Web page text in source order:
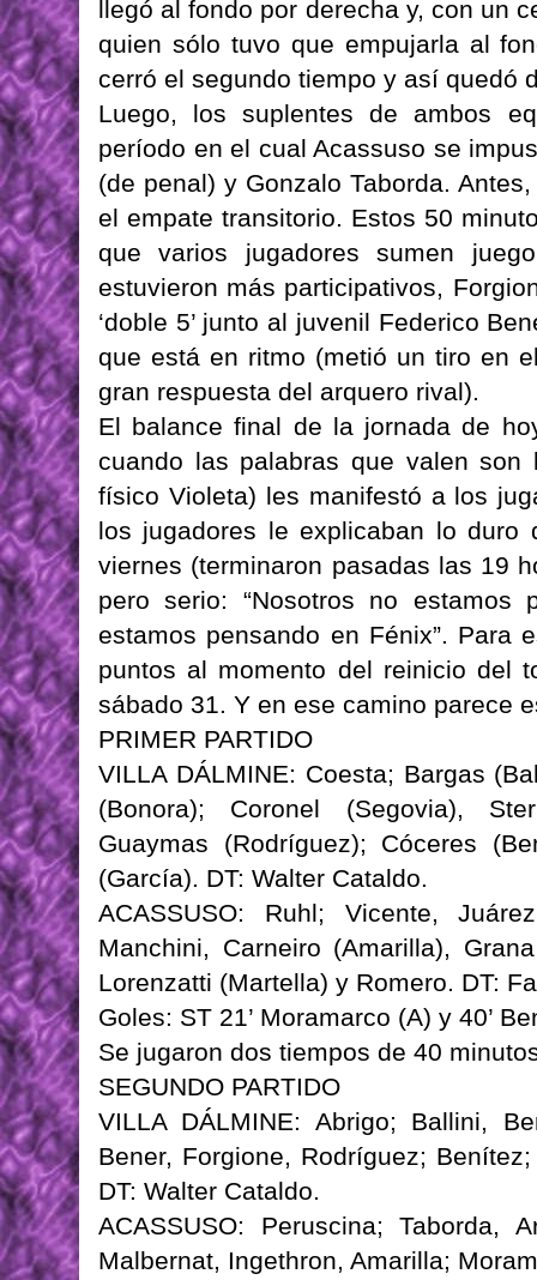
llegó al fondo por derecha y, con un
quien sólo tuvo que empujarla al
cerró el segundo tiempo y así quedó
Luego, los suplentes de ambos
período en el cual Acassuso se
(de penal) y Gonzalo Taborda.
el empate transitorio. Estos 50
que varios jugadores sumen
estuvieron más participativos,
‘doble 5’ junto al juvenil Federico
que está en ritmo (metió un tiro en
gran respuesta del arquero rival).
El balance final de la jornada de
cuando las palabras que valen son
físico Violeta) les manifestó a los
los jugadores le explicaban lo
viernes (terminaron pasadas las 19
pero serio: “Nosotros no estamos
estamos pensando en Fénix”. Para
puntos al momento del reinicio del
sábado 31. Y en ese camino parece
PRIMER PARTIDO
VILLA DÁLMINE: Coesta; Bargas
(Bonora); Coronel (Segovia),
Guaymas (Rodríguez); Cóceres
(García). DT: Walter Cataldo.
ACASSUSO: Ruhl; Vicente,
Manchini, Carneiro (Amarilla),
Lorenzatti (Martella) y Romero. DT:
Goles: ST 21’ Moramarco (A) y 40’
Se jugaron dos tiempos de 40
SEGUNDO PARTIDO
VILLA DÁLMINE: Abrigo; Ballini,
Bener, Forgione, Rodríguez;
DT: Walter Cataldo.
ACASSUSO: Peruscina; Taborda,
Malbernat, Ingethron, Amarilla;